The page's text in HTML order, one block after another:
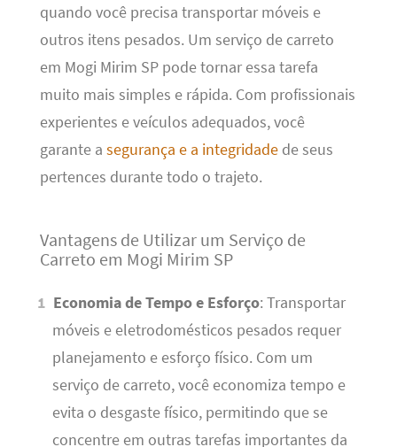
quando você precisa transportar móveis e
outros itens pesados. Um serviço de carreto
em Mogi Mirim SP pode tornar essa tarefa
muito mais simples e rápida. Com profissionais
experientes e veículos adequados, você
garante a segurança e a integridadede seus
pertences durante todo o trajeto.
Vantagens de Utilizar um Serviço de
Carreto em Mogi Mirim SP
Economia de Tempo e Esforço: Transportar
móveis e eletrodomésticos pesados requer
planejamento e esforço físico. Com um
serviço de carreto, você economiza tempo e
evita o desgaste físico, permitindo que se
concentre em outras tarefas importantes da